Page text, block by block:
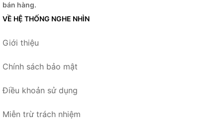
bán hàng.
VỀ HỆ THỐNG NGHE NHÌN
Giới thiệu
Chính sách bảo mật
Điều khoản sử dụng
Miễn trừ trách nhiệm